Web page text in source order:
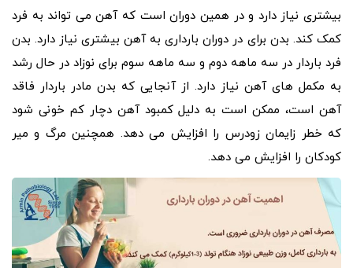
بیشتری نیاز دارد و در همین دوران است که آهن می تواند به فرد
کمک کند. بدن برای در دوران بارداری به آهن بیشتری نیاز دارد. بدن
فرد باردار در سه ماهه دوم و سه ماهه سوم برای نوزاد در حال رشد
به مکمل های آهن نیاز دارد. از آنجایی که بدن مادر باردار فاقد
آهن است، ممکن است به دلیل کمبود آهن دچار کم خونی شود
که خطر زایمان زودرس را افزایش می دهد. همچنین مرگ و میر
کودکان را افزایش می دهد.